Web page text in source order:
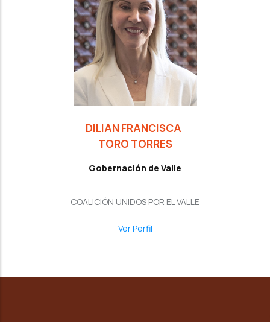
DILIAN FRANCISCA
TORO TORRES
Gobernación de Valle
COALICIÓN UNIDOS POR EL VALLE
Ver Perfil